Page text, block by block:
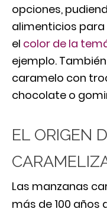
opciones,
alimenticios
el color de la
ejemplo.
caramelo con
chocolate o
EL ORIGEN
Las manzanas
más de 100 años